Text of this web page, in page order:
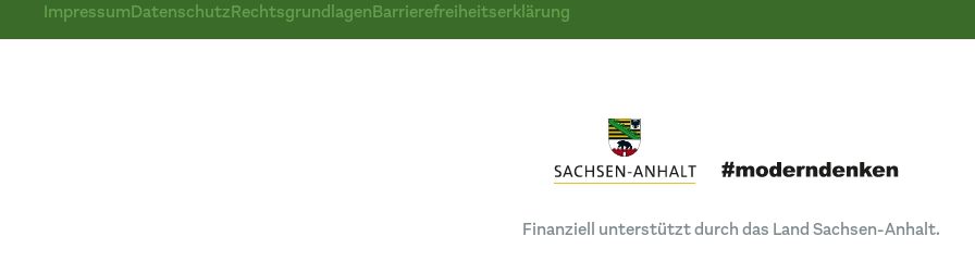
ImpressumDatenschutzRechtsgrundlagenBarrierefreiheitserklärung
Finanziell unterstützt durch das Land Sachsen-Anhalt.